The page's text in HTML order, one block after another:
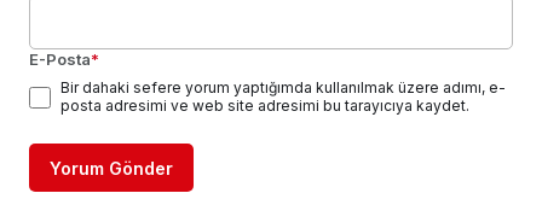
E-Posta*
Bir dahaki sefere yorum yaptığımda kullanılmak üzere adımı, e-
posta adresimi ve web site adresimi bu tarayıcıya kaydet.
Yorum Gönder